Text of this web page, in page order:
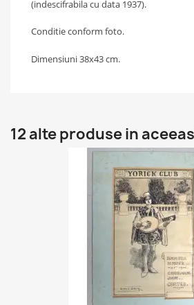
(indescifrabila cu data 1937).
Conditie conform foto.
Dimensiuni 38x43 cm.
12 alte produse in